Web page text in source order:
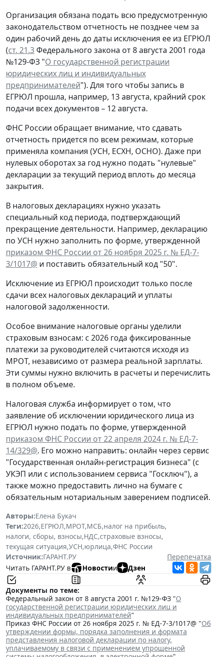
Организация обязана подать всю предусмотренную
законодательством отчетность не позднее чем за
один рабочий день до даты исключения ее из ЕГРЮЛ
(ст. 21.3Федерального закона от 8 августа 2001 года
№129-ФЗ "О государственной регистрации
юридических лиц и индивидуальных
предпринимателей"). Для того чтобы запись в
ЕГРЮЛ прошла, например, 13 августа, крайний срок
подачи всех документов – 12 августа.
ФНС России обращает внимание, что сдавать
отчетность придется по всем режимам, которые
применяла компания (УСН, ЕСХН, ОСНО). Даже при
нулевых оборотах за год нужно подать "нулевые"
декларации за текущий период вплоть до месяца
закрытия.
В налоговых декларациях нужно указать
специальный код периода, подтверждающий
прекращение деятельности. Например, декларацию
по УСН нужно заполнить по форме, утвержденной
приказом ФНС России от 26 ноября 2025 г. № ЕД-7-
3/1017@ и поставить обязательный код "50".
Исключение из ЕГРЮЛ происходит только после
сдачи всех налоговых деклараций и уплаты
налоговой задолженности.
Особое внимание налоговые органы уделили
страховым взносам: с 2026 года фиксированные
платежи за руководителей считаются исходя из
МРОТ, независимо от размера реальной зарплаты.
Эти суммы нужно включить в расчеты и перечислить
в полном объеме.
Налоговая служба информирует о том, что
заявление об исключении юридического лица из
ЕГРЮЛ нужно подать по форме, утвержденной
приказом ФНС России от 22 апреля 2024 г. № ЕД-7-
14/329@. Его можно направить: онлайн через сервис
"Государственная онлайн-регистрация бизнеса" (с
УКЭП или с использованием сервиса "Госключ"), а
также можно предоставить лично на бумаге с
обязательным нотариальным заверением подписей.
Авторы:Елена Букач
Теги:2026,ЕГРЮЛ,МРОТ,МСБ,налог на прибыль,
налоги, сборы, взносы,НДС,страховые взносы,
текущая ситуация,УСН,юрлица,ФНС России
Источник:ГАРАНТ.РУ
Перепечатка
Читать ГАРАНТ.РУ в
Новостии Дзен
Документы по теме:
Федеральный закон от 8 августа 2001 г. №129-ФЗ "О
государственной регистрации юридических лиц и
индивидуальных предпринимателей"
Приказ ФНС России от 26 ноября 2025 г. № ЕД-7-3/1017@ "Об
утверждении формы, порядка заполнения и формата
представления налоговой декларации по налогу,
уплачиваемому в связи с применением упрощенной